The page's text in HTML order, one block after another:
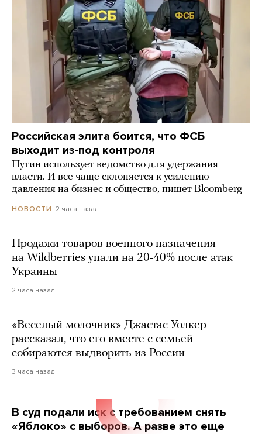
Российская элита боится, что ФСБ
выходит из-под контроля
Путин использует ведомство для удержания
власти. И все чаще склоняется к усилению
давления на бизнес и общество, пишет Bloomberg
НОВОСТИ 2 часа назад
Продажи товаров военного назначения
на Wildberries упали на 20-40% после атак
Украины
2 часа назад
«Веселый молочник» Джастас Уолкер
рассказал, что его вместе с семьей
собираются выдворить из России
3 часа назад
В суд подали иск с требованием снять
«Яблоко» с выборов. А разве это еще